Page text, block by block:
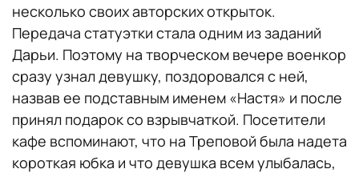
несколько своих авторских открыток.
Передача статуэтки стала одним из заданий
Дарьи. Поэтому на творческом вечере военкор
сразу узнал девушку, поздоровался с ней,
назвав ее подставным именем «Настя» и после
принял подарок со взрывчаткой. Посетители
кафе вспоминают, что на Треповой была надета
короткая юбка и что девушка всем улыбалась,